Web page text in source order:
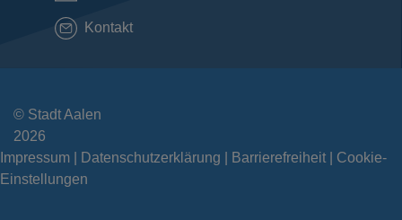
Kontakt
© Stadt Aalen
2026
Impressum
Datenschutzerklärung Barrierefreiheit
Cookie-
Einstellungen